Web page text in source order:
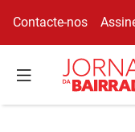
Contacte-nos